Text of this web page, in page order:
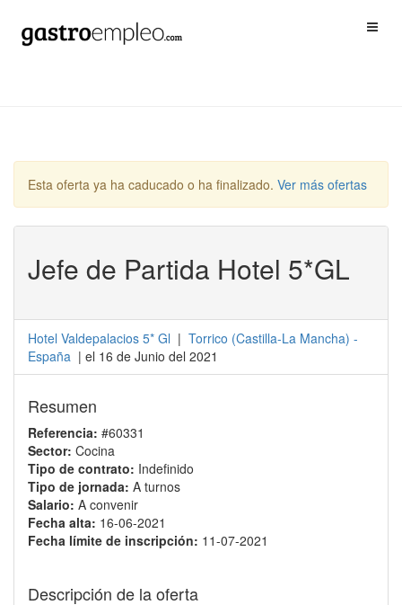
Esta oferta ya ha caducado o ha finalizado. Ver más ofertas
Jefe de Partida Hotel 5*GL
Hotel Valdepalacios 5* Gl | Torrico (Castilla-La Mancha) -
España | el 16 de Junio del 2021
Resumen
Referencia: #60331
Sector: Cocina
Tipo de contrato: Indefinido
Tipo de jornada: A turnos
Salario: A convenir
Fecha alta: 16-06-2021
Fecha límite de inscripción: 11-07-2021
Descripción de la oferta